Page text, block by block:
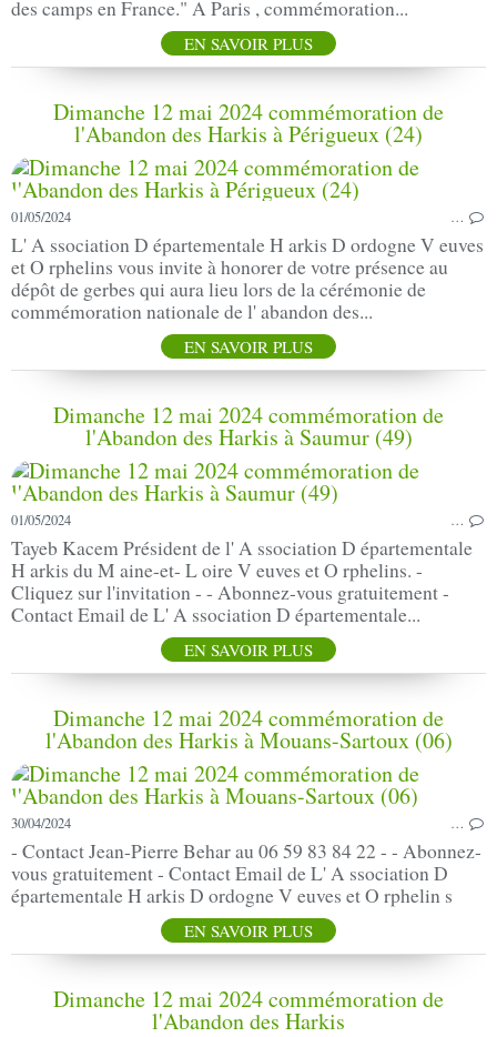
des camps en France." A Paris , commémoration...
EN SAVOIR PLUS
Dimanche 12 mai 2024 commémoration de
l'Abandon des Harkis à Périgueux (24)
01/05/2024 …
L' A ssociation D épartementale H arkis D ordogne V euves
et O rphelins vous invite à honorer de votre présence au
dépôt de gerbes qui aura lieu lors de la cérémonie de
commémoration nationale de l' abandon des...
EN SAVOIR PLUS
Dimanche 12 mai 2024 commémoration de
l'Abandon des Harkis à Saumur (49)
01/05/2024 …
Tayeb Kacem Président de l' A ssociation D épartementale
H arkis du M aine-et- L oire V euves et O rphelins. -
Cliquez sur l'invitation - - Abonnez-vous gratuitement -
Contact Email de L' A ssociation D épartementale...
EN SAVOIR PLUS
Dimanche 12 mai 2024 commémoration de
l'Abandon des Harkis à Mouans-Sartoux (06)
30/04/2024 …
- Contact Jean-Pierre Behar au 06 59 83 84 22 - - Abonnez-
vous gratuitement - Contact Email de L' A ssociation D
épartementale H arkis D ordogne V euves et O rphelin s
EN SAVOIR PLUS
Dimanche 12 mai 2024 commémoration de
l'Abandon des Harkis